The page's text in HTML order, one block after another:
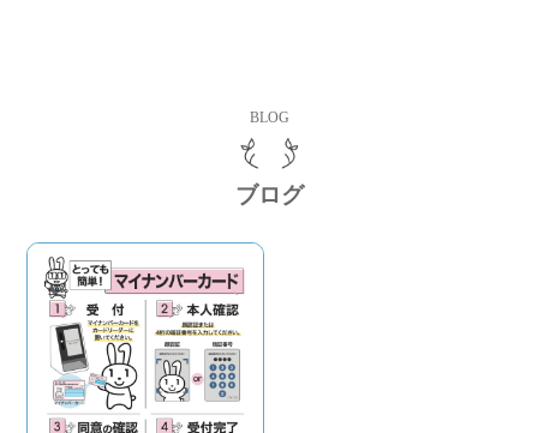
BLOG
ブログ